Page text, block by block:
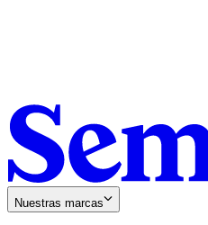
Nuestras marcas